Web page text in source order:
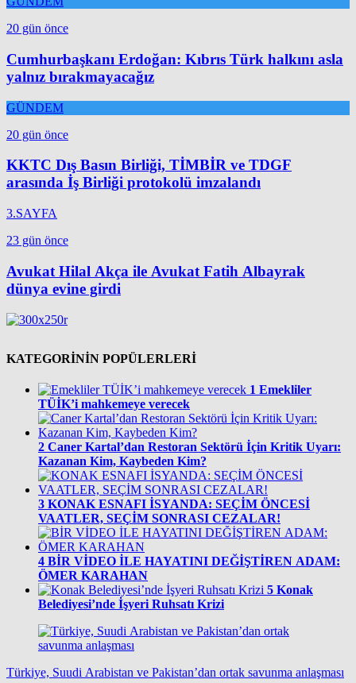
20 gün önce
Cumhurbaşkanı Erdoğan: Kıbrıs Türk halkını asla
yalnız bırakmayacağız
GÜNDEM
20 gün önce
KKTC Dış Basın Birliği, TİMBİR ve TDGF
arasında İş Birliği protokolü imzalandı
3.SAYFA
23 gün önce
Avukat Hilal Akça ile Avukat Fatih Albayrak
dünya evine girdi
KATEGORİNİN POPÜLERLERİ
1 Emekliler
TÜİK’i mahkemeye verecek
2 Caner Kartal’dan Restoran Sektörü İçin Kritik Uyarı:
Kazanan Kim, Kaybeden Kim?
3 KONAK ESNAFI İSYANDA: SEÇİM ÖNCESİ
VAATLER, SEÇİM SONRASI CEZALAR!
4 BİR VİDEO İLE HAYATINI DEĞİŞTİREN ADAM:
ÖMER KARAHAN
5 Konak
Belediyesi’nde İşyeri Ruhsatı Krizi
Türkiye, Suudi Arabistan ve Pakistan’dan ortak savunma anlaşması